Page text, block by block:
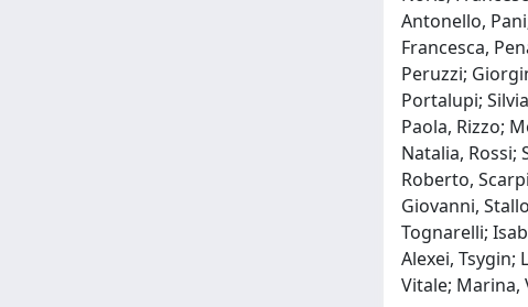
Antonello,
Francesca,
Peruzzi;
Portalupi;
Paola, Rizzo;
Natalia, Rossi;
Roberto,
Giovanni,
Tognarelli;
Alexei, Tsygin;
Vitale; Marina,